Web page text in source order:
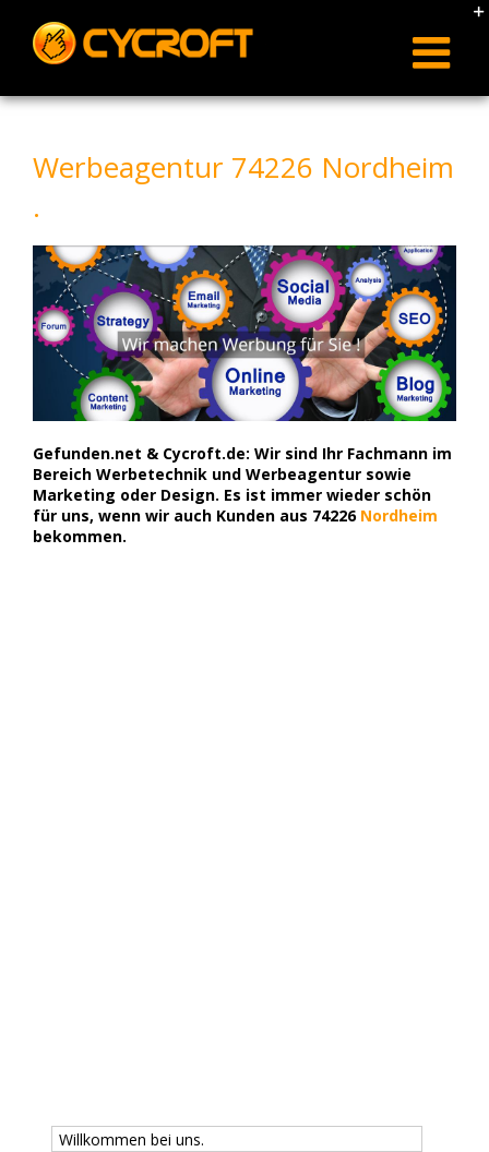
content
Werbeagentur 74226 Nordheim
.
Gefunden.net & Cycroft.de: Wir sind Ihr Fachmann im
Bereich Werbetechnik und Werbeagentur sowie
Marketing oder Design. Es ist immer wieder schön
für uns, wenn wir auch Kunden aus 74226 Nordheim
bekommen.
Willkommen bei uns.